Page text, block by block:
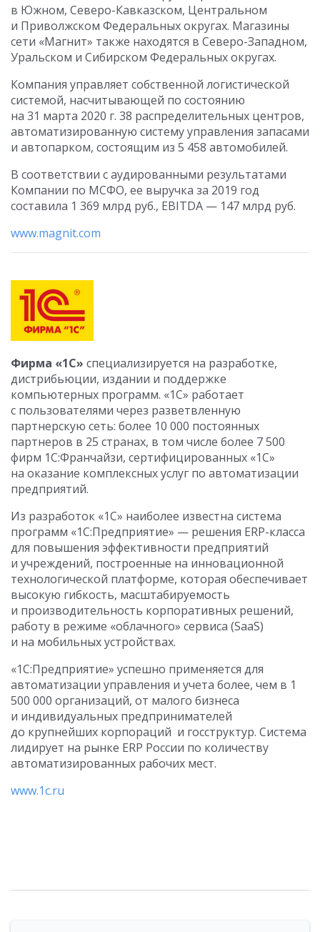
в Южном, Северо-Кавказском, Центральном
и Приволжском Федеральных округах. Магазины
сети «Магнит» также находятся в Северо-Западном,
Уральском и Сибирском Федеральных округах.
Компания управляет собственной логистической
системой, насчитывающей по состоянию
на 31 марта 2020 г. 38 распределительных центров,
автоматизированную систему управления запасами
и автопарком, состоящим из 5 458 автомобилей.
В соответствии с аудированными результатами
Компании по МСФО, ее выручка за 2019 год
составила 1 369 млрд руб., EBITDA — 147 млрд руб.
www.magnit.com
Фирма «1С» специализируется на разработке,
дистрибьюции, издании и поддержке
компьютерных программ. «1С» работает
с пользователями через разветвленную
партнерскую сеть: более 10 000 постоянных
партнеров в 25 странах, в том числе более 7 500
фирм 1С:Франчайзи, сертифицированных «1С»
на оказание комплексных услуг по автоматизации
предприятий.
Из разработок «1С» наиболее известна система
программ «1С:Предприятие» — решения ERP-класса
для повышения эффективности предприятий
и учреждений, построенные на инновационной
технологической платформе, которая обеспечивает
высокую гибкость, масштабируемость
и производительность корпоративных решений,
работу в режиме «облачного» сервиса (SaaS)
и на мобильных устройствах.
«1С:Предприятие» успешно применяется для
автоматизации управления и учета более, чем в 1
500 000 организаций, от малого бизнеса
и индивидуальных предпринимателей
до крупнейших корпораций и госструктур. Система
лидирует на рынке ERP России по количеству
автоматизированных рабочих мест.
www.1c.ru